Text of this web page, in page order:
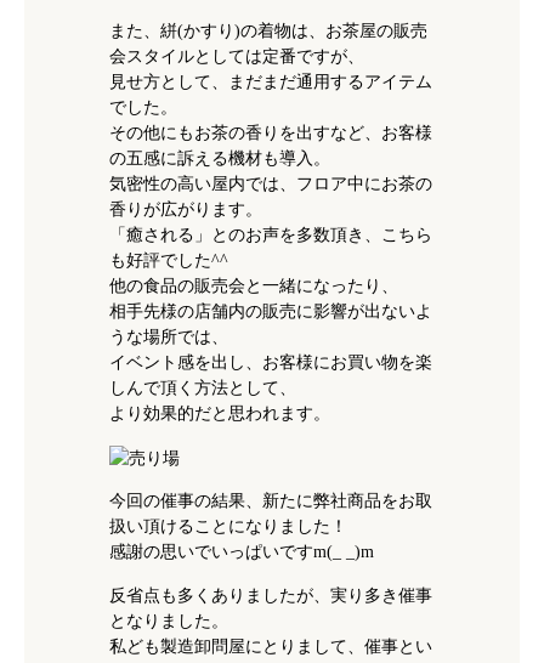
また、絣(かすり)の着物は、お茶屋の販売
会スタイルとしては定番ですが、
見せ方として、まだまだ通用するアイテム
でした。
その他にもお茶の香りを出すなど、お客様
の五感に訴える機材も導入。
気密性の高い屋内では、フロア中にお茶の
香りが広がります。
「癒される」とのお声を多数頂き、こちら
も好評でした^^
他の食品の販売会と一緒になったり、
相手先様の店舗内の販売に影響が出ないよ
うな場所では、
イベント感を出し、お客様にお買い物を楽
しんで頂く方法として、
より効果的だと思われます。
今回の催事の結果、新たに弊社商品をお取
扱い頂けることになりました！
感謝の思いでいっぱいですm(_ _)m
反省点も多くありましたが、実り多き催事
となりました。
私ども製造卸問屋にとりまして、催事とい